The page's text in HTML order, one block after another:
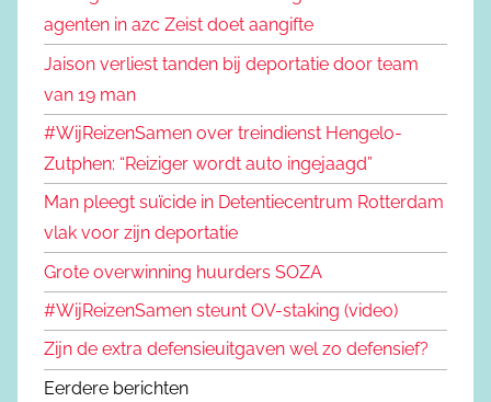
agenten in azc Zeist doet aangifte
Jaison verliest tanden bij deportatie door team
van 19 man
#WijReizenSamen over treindienst Hengelo-
Zutphen: “Reiziger wordt auto ingejaagd”
Man pleegt suïcide in Detentiecentrum Rotterdam
vlak voor zijn deportatie
Grote overwinning huurders SOZA
#WijReizenSamen steunt OV-staking (video)
Zijn de extra defensieuitgaven wel zo defensief?
Eerdere berichten